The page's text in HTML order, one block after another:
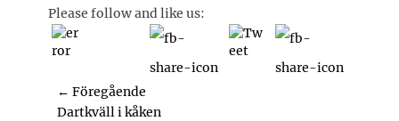
Please follow and like us:
Inläggsnavigering
← Föregående
Föregående
Dartkväll i kåken